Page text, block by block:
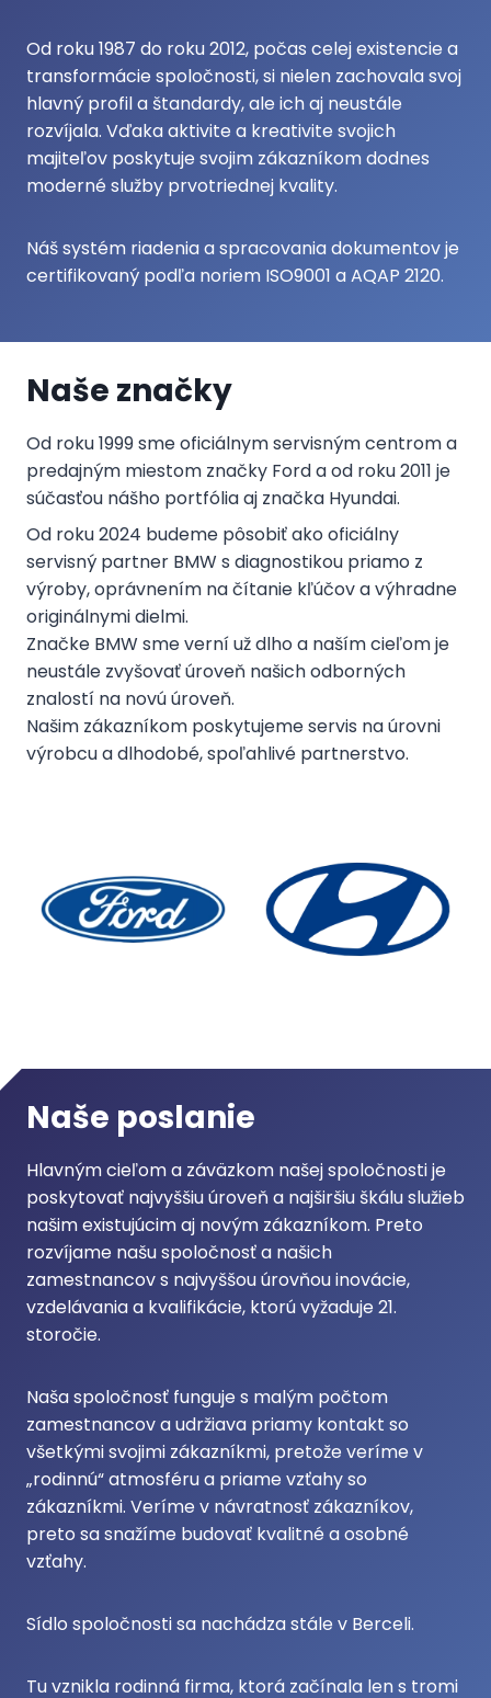
Od roku 1987 do roku 2012, počas celej existencie a
transformácie spoločnosti, si nielen zachovala svoj
hlavný profil a štandardy, ale ich aj neustále
rozvíjala. Vďaka aktivite a kreativite svojich
majiteľov poskytuje svojim zákazníkom dodnes
moderné služby prvotriednej kvality.
Náš systém riadenia a spracovania dokumentov je
certifikovaný podľa noriem ISO9001 a AQAP 2120.
Naše značky
Od roku 1999 sme oficiálnym servisným centrom a
predajným miestom značky Ford a od roku 2011 je
súčasťou nášho portfólia aj značka Hyundai.
Od roku 2024 budeme pôsobiť ako oficiálny
servisný partner BMW s diagnostikou priamo z
výroby, oprávnením na čítanie kľúčov a výhradne
originálnymi dielmi.
Značke BMW sme verní už dlho a naším cieľom je
neustále zvyšovať úroveň našich odborných
znalostí na novú úroveň.
Našim zákazníkom poskytujeme servis na úrovni
výrobcu a dlhodobé, spoľahlivé partnerstvo.
Naše poslanie
Hlavným cieľom a záväzkom našej spoločnosti je
poskytovať najvyššiu úroveň a najširšiu škálu služieb
našim existujúcim aj novým zákazníkom. Preto
rozvíjame našu spoločnosť a našich
zamestnancov s najvyššou úrovňou inovácie,
vzdelávania a kvalifikácie, ktorú vyžaduje 21.
storočie.
Naša spoločnosť funguje s malým počtom
zamestnancov a udržiava priamy kontakt so
všetkými svojimi zákazníkmi, pretože veríme v
„rodinnú“ atmosféru a priame vzťahy so
zákazníkmi. Veríme v návratnosť zákazníkov,
preto sa snažíme budovať kvalitné a osobné
vzťahy.
Sídlo spoločnosti sa nachádza stále v Berceli.
Tu vznikla rodinná firma, ktorá začínala len s tromi